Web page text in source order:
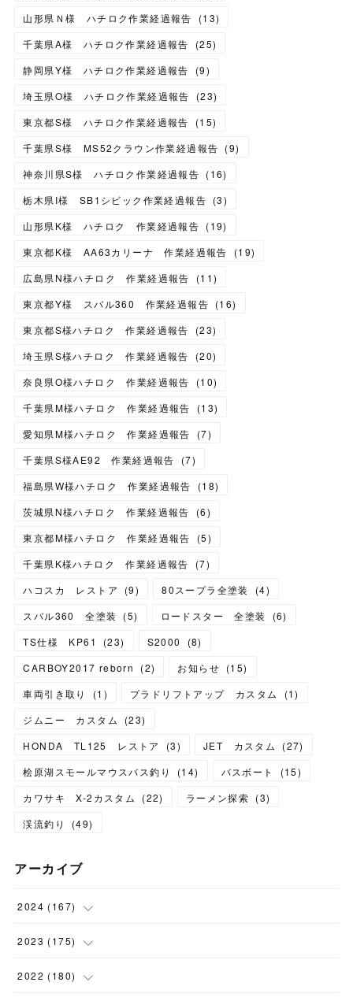
山形県Ｎ様 ハチロク作業経過報告
(13)
千葉県A様 ハチロク作業経過報告
(25)
静岡県Y様 ハチロク作業経過報告
(9)
埼玉県O様 ハチロク作業経過報告
(23)
東京都S様 ハチロク作業経過報告
(15)
千葉県S様 MS52クラウン作業経過報告 (9)
神奈川県S様 ハチロク作業経過報告 (16)
栃木県I様 SB1シビック作業経過報告 (3)
山形県K様 ハチロク 作業経過報告 (19)
東京都K様 AA63カリーナ 作業経過報告
(19)
広島県N様ハチロク 作業経過報告
(11)
東京都Y様 スバル360 作業経過報告 (16)
東京都S様ハチロク 作業経過報告
(23)
埼玉県S様ハチロク 作業経過報告
(20)
奈良県O様ハチロク 作業経過報告
(10)
千葉県M様ハチロク 作業経過報告
(13)
愛知県M様ハチロク 作業経過報告
(7)
千葉県S様AE92 作業経過報告
(7)
福島県W様ハチロク 作業経過報告
(18)
茨城県N様ハチロク 作業経過報告
(6)
東京都M様ハチロク 作業経過報告
(5)
千葉県K様ハチロク 作業経過報告
(7)
ハコスカ レストア
(9) 80スープラ全塗装 (4)
スバル360 全塗装
(5) ロードスター 全塗装 (6)
TS仕様 KP61
(23) S2000 (8)
CARBOY2017 reborn
(2) お知らせ (15)
車両引き取り
(1 ) プラドリフトアップ カスタム (1)
ジムニー カスタム
(23)
HONDA TL125 レストア
(3) JET カスタム (27)
桧原湖スモールマウスバス釣り
(14) バスボート (15)
カワサキ X-2カスタム
(22) ラーメン探索 (3)
渓流釣り
(49)
アーカイブ
2024 (167)
(11)
(24)
2023 (175)
(12)
2022 (180)